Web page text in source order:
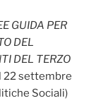
GUIDA PER
DEL
DEL TERZO
22 settembre
Sociali)